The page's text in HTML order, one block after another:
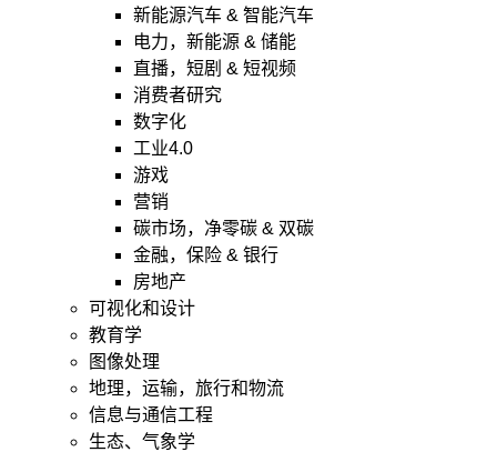
新能源汽车 & 智能汽车
电力，新能源 & 储能
直播，短剧 & 短视频
消费者研究
数字化
工业4.0
游戏
营销
碳市场，净零碳 & 双碳
金融，保险 & 银行
房地产
可视化和设计
教育学
图像处理
地理，运输，旅行和物流
信息与通信工程
生态、气象学